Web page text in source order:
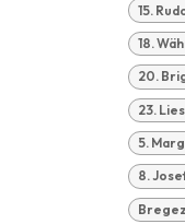
15.
18.
20.
23.
5.
8.